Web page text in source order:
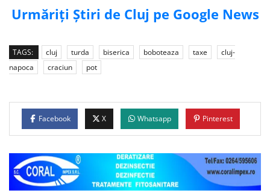
Urmăriți Știri de Cluj pe Google News
TAGS: cluj turda biserica boboteaza taxe
cluj-
napoca
craciun pot
Facebook X Whatsapp Pinterest